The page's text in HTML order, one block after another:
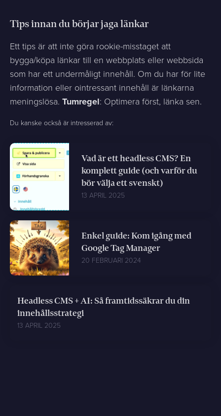
Tips innan du börjar jaga länkar
Ett tips är att inte göra rookie-misstaget att
bygga/köpa länkar till en webbplats eller webbsida
som har ett undermåligt innehåll. Om du har för lite
information eller ointressant innehåll är länkarna
meningslösa. Tumregel: Optimera först, länka sen.
Du kanske också är intresserad av:
Vad är ett headless CMS? En
komplett guide (och varför du
bör välja ett svenskt)
13 APRIL 2025
Enkel guide: Kom igång med
Google Tag Manager
20 FEBRUARI 2024
Headless CMS + AI: Så framtidssäkrar du din
innehållsstrategi
13 APRIL 2025